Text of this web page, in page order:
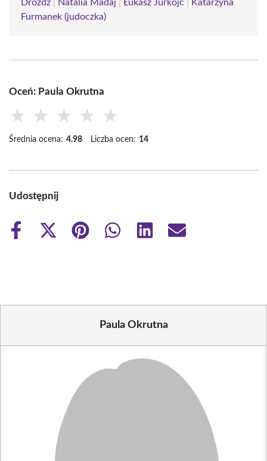
Drożdż Natalia Madaj Łukasz Jurkojć
Katarzyna
Furmanek (judoczka)
Oceń: Paula Okrutna
★ ★ ★ ★ ★
Średnia ocena: 4.98 Liczba ocen: 14
Udostępnij
Share
Share
Share
Share
Share
Share
Paula Okrutna